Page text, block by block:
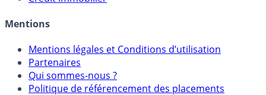
Mentions
Mentions légales et Conditions d’utilisation
Partenaires
Qui sommes-nous ?
Politique de référencement des placements